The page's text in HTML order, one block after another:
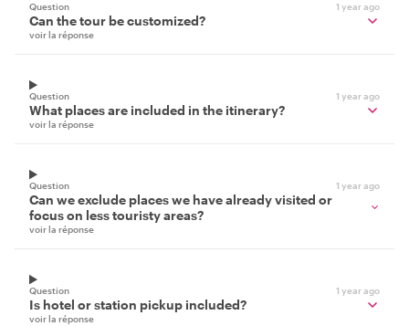
Question 1 year ago
Can the tour be customized?
voir la réponse
Question 1 year ago
What places are included in the itinerary?
voir la réponse
Question 1 year ago
Can we exclude places we have already visited or
focus on less touristy areas?
voir la réponse
Question 1 year ago
Is hotel or station pickup included?
voir la réponse